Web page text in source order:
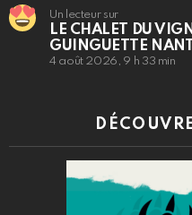
Un lecteur sur
LE CHALET DU
GUINGUETTE
4 août 2026, 9 h 33 min